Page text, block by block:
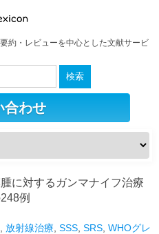
約・レビューを中心とした文献サービ
合わせ
に対するガンマナイフ治療
例
放射線治療 SSS SRS WHOグレ